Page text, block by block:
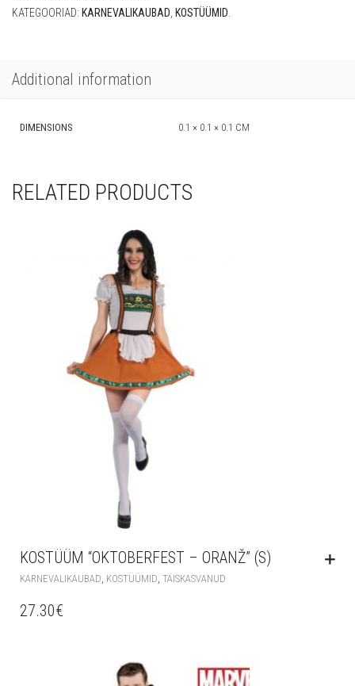
KATEGOORIAD: KARNEVALIKAUBAD KOSTÜÜMID
Additional information
DIMENSIONS 0.1 × 0.1 × 0.1 CM
RELATED PRODUCTS
KOSTÜÜM “OKTOBERFEST – ORANŽ” (S)
KARNEVALIKAUBAD, KOSTÜÜMID, TÄISKASVANUD
27.30€